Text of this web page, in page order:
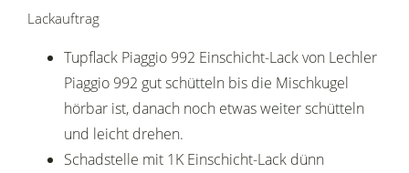
Lackauftrag
Tupflack Piaggio 992 Einschicht-Lack von Lechler
Piaggio 992 gut schütteln bis die Mischkugel
hörbar ist, danach noch etwas weiter schütteln
und leicht drehen.
Schadstelle mit 1K Einschicht-Lack dünn